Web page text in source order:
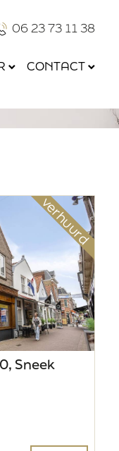
CONTACT
06 23 73 11 38
verhuurd
Sneek